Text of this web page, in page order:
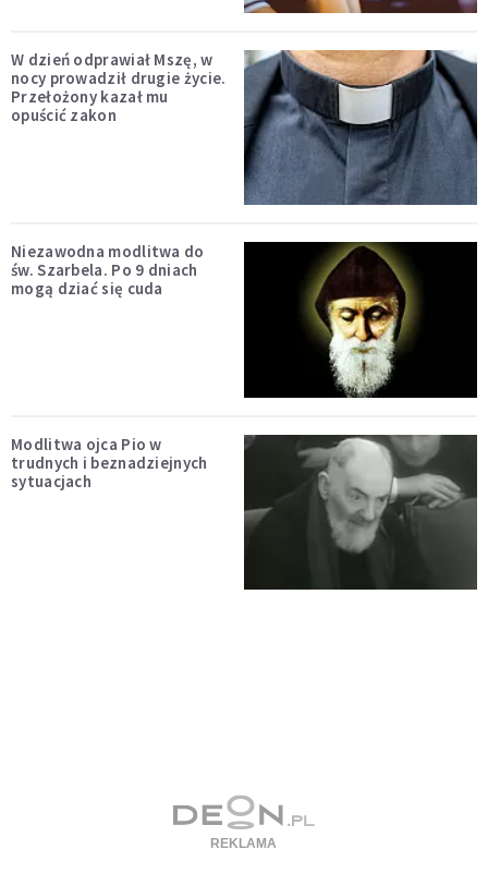
W dzień odprawiał Mszę, w
nocy prowadził drugie życie.
Przełożony kazał mu
opuścić zakon
Niezawodna modlitwa do
św. Szarbela. Po 9 dniach
mogą dziać się cuda
Modlitwa ojca Pio w
trudnych i beznadziejnych
sytuacjach